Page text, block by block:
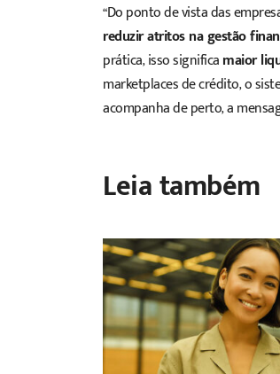
“Do ponto de vista das
reduzir atritos na gestão
prática, isso significamaior
marketplaces de crédito, o
acompanha de perto, a
Leia também